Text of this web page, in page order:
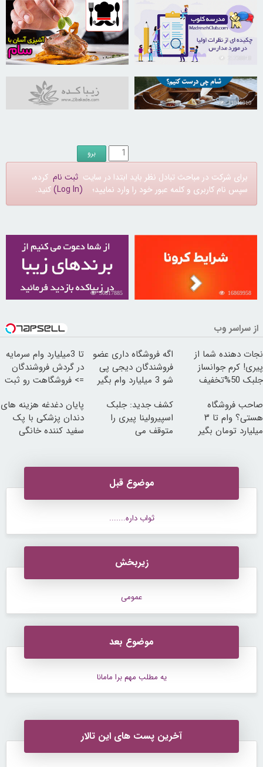
30256753
31041910
برای شرکت در مباحث تبادل نظر باید ابتدا در سایت ثبت نام کرده،
سپس نام کاربری و کلمه عبور خود را وارد نمایید؛ (Log In) کنید.
16869958
30817885
از سراسر وب
نجات دهنده شما از
پیری! کرم جوانساز
جلبک 50%تخفیف
اگه فروشگاه داری عضو
فروشندگان دیجی پی
شو 3 میلیارد وام بگیر
تا 3میلیارد وام سرمایه
در گردش فروشندگان
=> فروشگاهت رو ثبت
صاحب فروشگاه
هستی؟ وام تا ۳
میلیارد تومان بگیر
کشف جدید: جلبک
اسپیرولینا پیری را
متوقف می
پایان دغدغه هزینه های
دندان پزشکی با پک
سفید کننده خانگی
موضوع قبل
ثواب داره.......
زیربخش
عمومی
موضوع بعد
یه مطلب مهم برا مامانا
آخرین پست های این تالار